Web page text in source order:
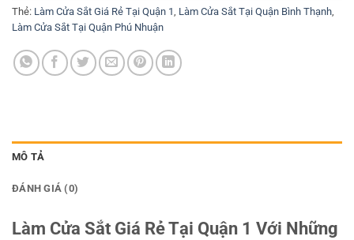
Thẻ: Làm Cửa Sắt Giá Rẻ Tại Quận 1, Làm Cửa Sắt Tại Quận Bình Thạnh,
Làm Cửa Sắt Tại Quận Phú Nhuận
MÔ TẢ
ĐÁNH GIÁ (0)
Làm Cửa Sắt Giá Rẻ Tại Quận 1 Với Những